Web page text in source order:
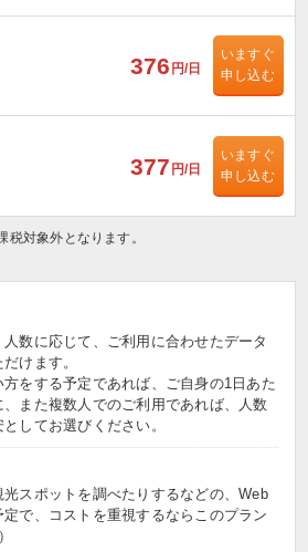
376 円/日
いますぐ
申し込む
377 円/日
いますぐ
申し込む
対象外となります。
数に応じて、ご利用に合わせたデータ
けます。
をする予定であれば、ご自身の1日あた
また複数人でのご利用であれば、人数
してお選びください。
スポットを調べたりするなどの、Web
で、コストを重視するならこのプラン